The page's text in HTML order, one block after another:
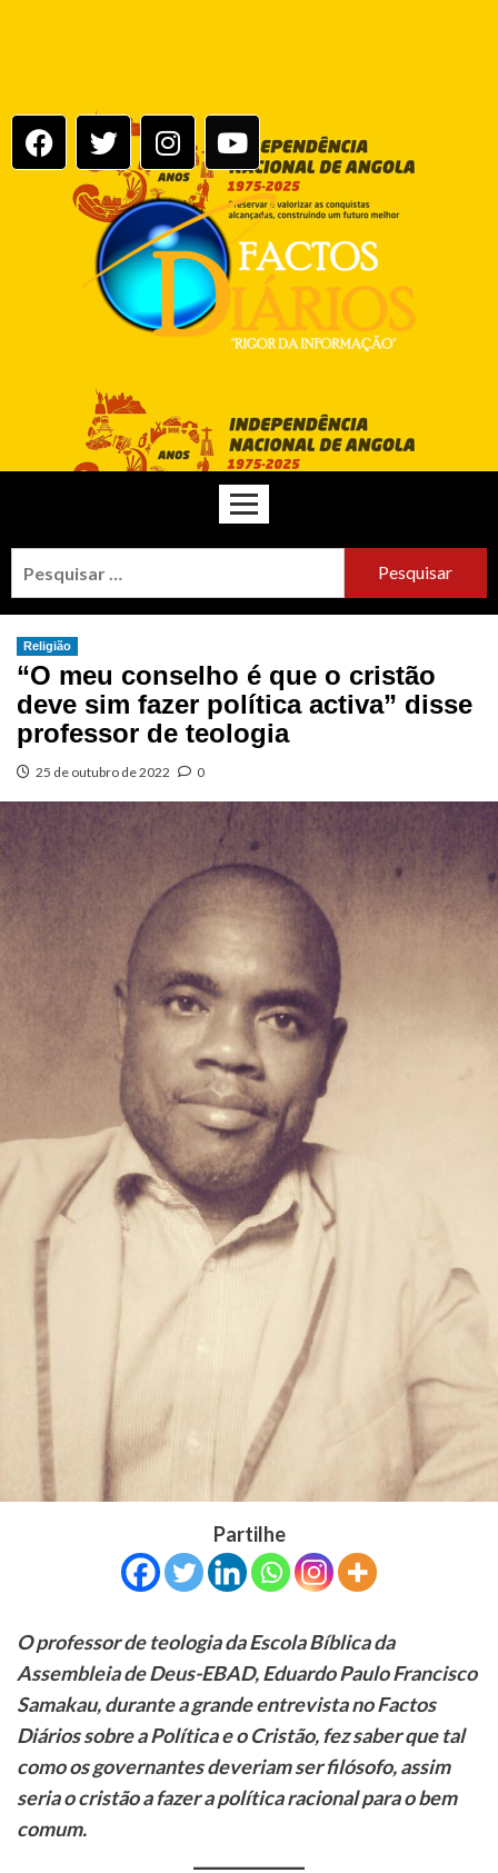
Religião
“O meu conselho é que o cristão
deve sim fazer política activa” disse
professor de teologia
25 de outubro de 2022 0
Partilhe
O professor de teologia da Escola Bíblica da
Assembleia de Deus-EBAD, Eduardo Paulo Francisco
Samakau, durante a grande entrevista no Factos
Diários sobre a Política e o Cristão, fez saber que tal
como os governantes deveriam ser filósofo, assim
seria o cristão a fazer a política racional para o bem
comum.